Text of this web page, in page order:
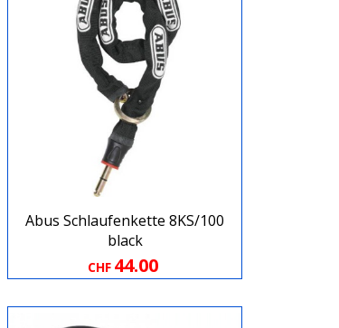
Abus Schlaufenkette 8KS/100
black
CHF 44.00